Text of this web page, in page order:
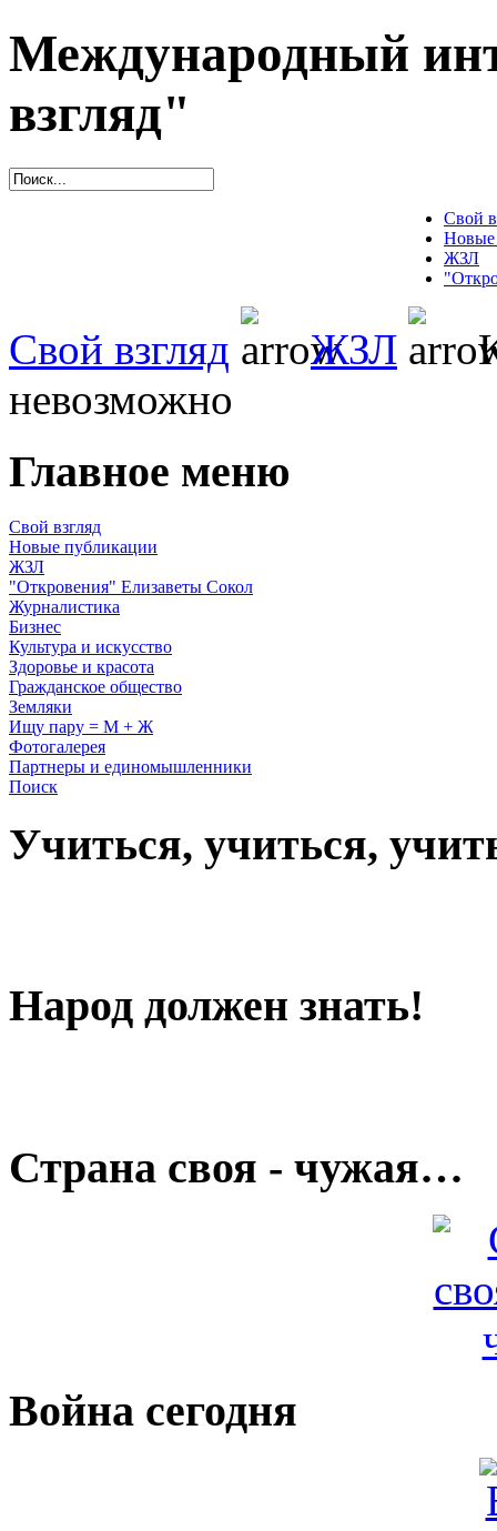
Международный
взгляд"
Свой
Новые
ЖЗЛ
Свой взгляд ЖЗЛ
невозможно
Главное меню
Свой взгляд
Новые публикации
ЖЗЛ
"Откровения" Елизаветы Сокол
Журналистика
Бизнес
Культура и искусство
Здоровье и красота
Гражданское общество
Земляки
Ищу пару = М + Ж
Фотогалерея
Партнеры и единомышленники
Поиск
Учиться, учиться,
Народ должен знать!
Страна своя - чужая…
Война сегодня